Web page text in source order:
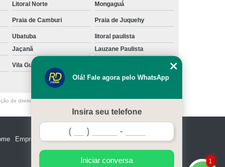
Litoral Norte Mongaguá
Praia de Camburi Praia de Juquehy
Ubatuba
litoral paulista
Jaçanã Lauzane Paulista
Vila Gustavo
de direito autoral – artigo 184 do Código Penal –Lei 9610/98 - Lei de
Empresa Missão Serviços Contato Mapa do site
1
Olá! Fale agora pelo WhatsApp
Insira seu telefone
Iniciar conversa